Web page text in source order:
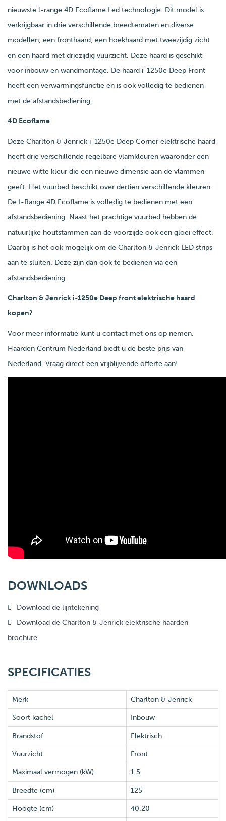
nieuwste l-range 4D Ecoflame Led technologie. Dit model is
verkrijgbaar in drie verschillende breedtematen en diverse
modellen; een fronthaard, een hoekhaard met tweezijdig zicht
en een haard met driezijdig vuurzicht. Deze haard is geschikt
voor inbouw en wandmontage. De haard i-1250e Deep Front
heeft een verwarmingsfunctie en is ook volledig te bedienen
met de afstandsbediening.
4D Ecoflame
Deze Charlton & Jenrick i-1250e Deep Corner elektrische haard
heeft drie verschillende regelbare vlamkleuren waaronder een
nieuwe witte kleur die een nieuwe dimensie aan de vlammen
geeft. Het vuurbed beschikt over dertien verschillende kleuren.
De I-Range 4D Ecoflame is volledig te bedienen met een
afstandsbediening. Naast het prachtige vuurbed hebben de
natuurlijke houtstammen aan de voorzijde ook een gloei effect.
Daarbij is het ook mogelijk om de Charlton & Jenrick LED strips
aan te sluiten. Deze zijn dan ook te bedienen via een
afstandsbediening.
Charlton & Jenrick i-1250e Deep front elektrische haard
kopen?
Voor meer informatie kunt u contact met ons op nemen.
Haarden Centrum Nederland biedt u de beste prijs van
Nederland. Vraag direct een vrijblijvende offerte aan!
DOWNLOADS
Download de lijntekening
Download de Charlton & Jenrick elektrische haarden
brochure
SPECIFICATIES
Merk Charlton & Jenrick
Soort kachel Inbouw
Brandstof Elektrisch
Vuurzicht Front
Maximaal vermogen (kW) 1.5
Breedte (cm) 125
Hoogte (cm) 40.20